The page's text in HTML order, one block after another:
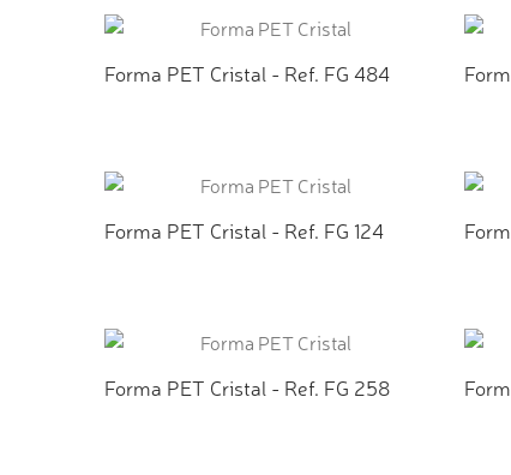
Forma PET Cristal - Ref. FG 484
Forma PET Cristal - Ref. FG 124
Forma PET Cristal - Ref. FG 258